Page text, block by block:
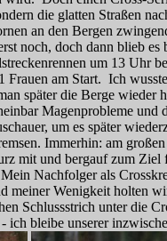
die glatten Straßen
an den Bergen
noch, doch dann blieb es
um 13 Uhr
am Start. Ich
später die Berge wieder
Magenprobleme
um es später
Immerhin: am
mit und bergauf zum
Nachfolger als
Wenigkeit holten
Schlussstrich unter die
bleibe unserer